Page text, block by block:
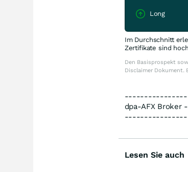
Long
Im Durchschnitt
Zertifikate sind
Den Basisprospekt
Disclaimer Dokument.
dpa-AFX Broker
Lesen Sie auch